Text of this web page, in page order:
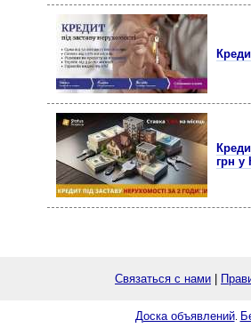
грн у
Связаться с нами
Доска объявлений.